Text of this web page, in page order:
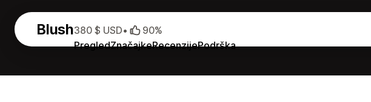
Blush
PregledZnačajkeRecenzijePodrška
380 $ USD• 90%